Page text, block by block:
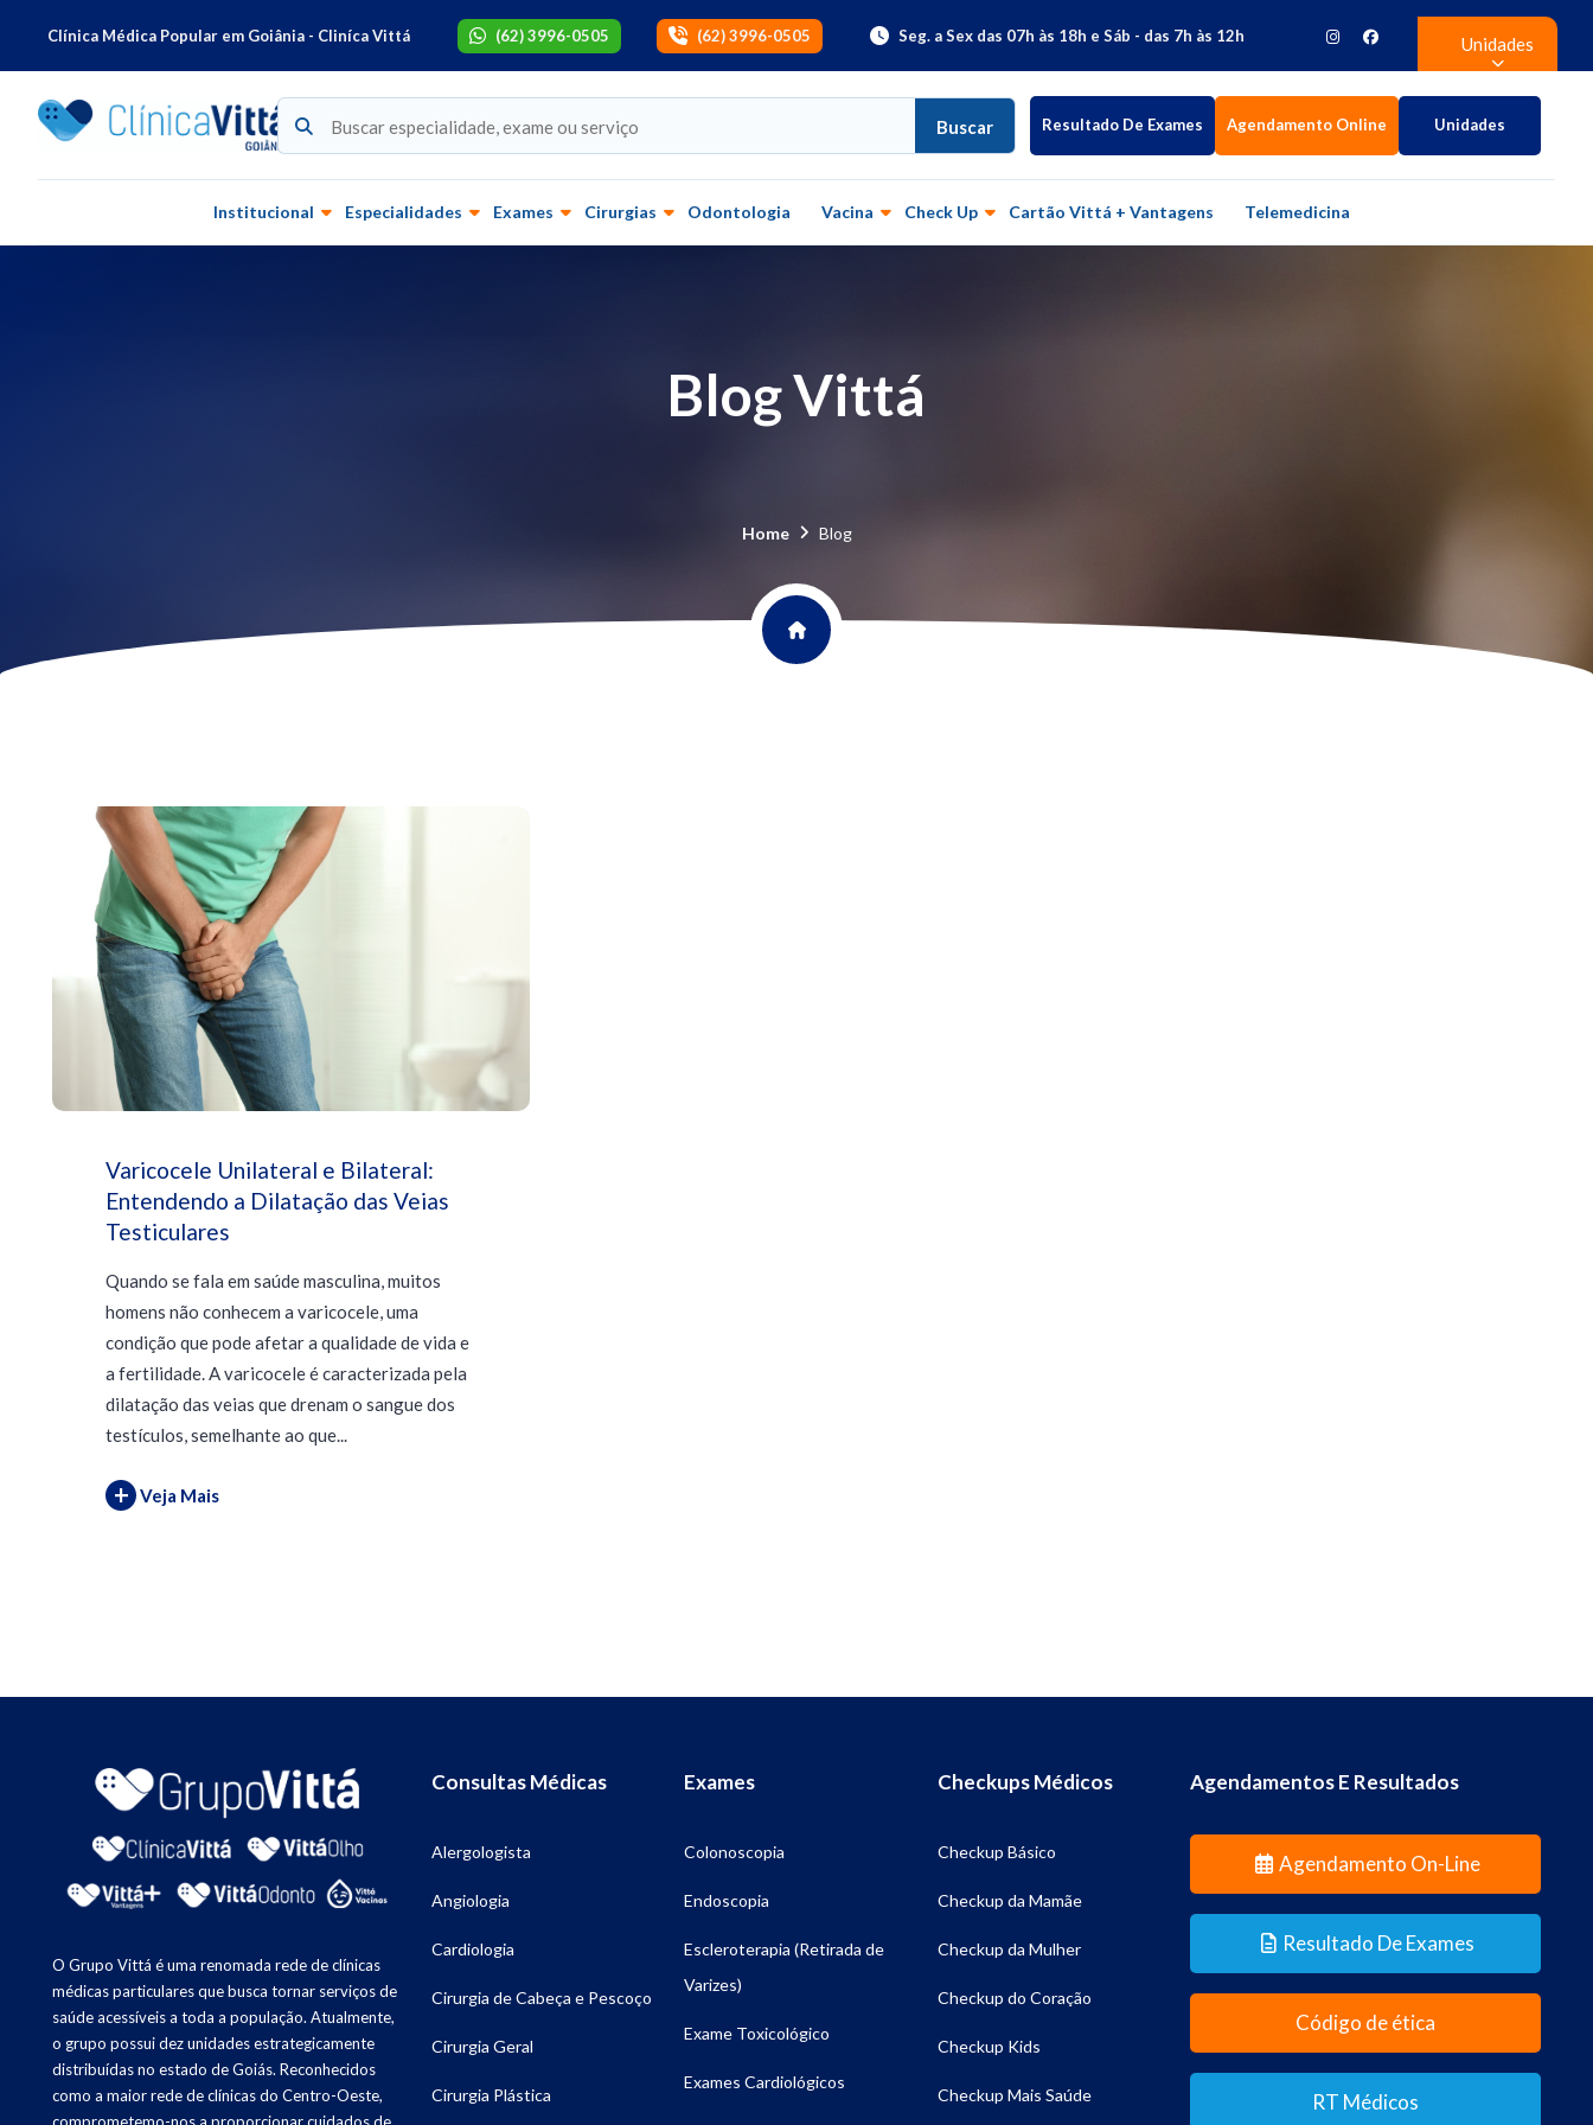
Clínica Médica Popular em Goiânia - Cliníca Vittá (62) 3996-0505 (62) 3996-0505 Seg. a Sex das 07h às 18h e Sáb - das 7h às 12h Unidades
Buscar Resultado De Exames Agendamento Online Unidades
Institucional Especialidades Exames Cirurgias Odontologia Vacina Check Up Cartão Vittá + Vantagens Telemedicina
Blog Vittá
Home Blog
Varicocele Unilateral e Bilateral:
Entendendo a Dilatação das Veias
Testiculares
Quando se fala em saúde masculina, muitos
homens não conhecem a varicocele, uma
condição que pode afetar a qualidade de vida e
a fertilidade. A varicocele é caracterizada pela
dilatação das veias que drenam o sangue dos
testículos, semelhante ao que...
+ Veja Mais
O Grupo Vittá é uma renomada rede de clínicas
médicas particulares que busca tornar serviços de
saúde acessíveis a toda a população. Atualmente,
o grupo possui dez unidades estrategicamente
distribuídas no estado de Goiás. Reconhecidos
como a maior rede de clínicas do Centro-Oeste,
Consultas Médicas
Alergologista
Angiologia
Cardiologia
Cirurgia de Cabeça e Pescoço
Cirurgia Geral
Cirurgia Plástica
Exames
Colonoscopia
Endoscopia
Escleroterapia (Retirada de
Varizes)
Exame Toxicológico
Exames Cardiológicos
Checkups Médicos
Checkup Básico
Checkup da Mamãe
Checkup da Mulher
Checkup do Coração
Checkup Kids
Checkup Mais Saúde
Agendamentos E Resultados
Agendamento On-Line
Resultado De Exames
Código de ética
RT Médicos